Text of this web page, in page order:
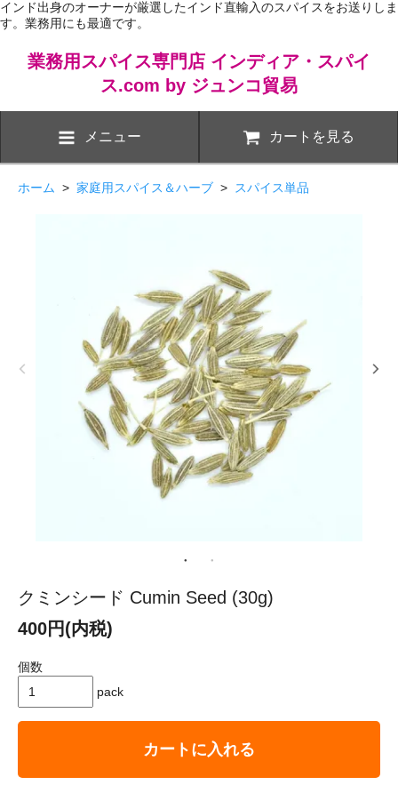
インド出身のオーナーが厳選したインド直輸入のスパイスをお送りしま
す。業務用にも最適です。
業務用スパイス専門店 インディア・スパイ
ス.com by ジュンコ貿易
メニュー カートを見る
ホーム > 家庭用スパイス＆ハーブ > スパイス単品
クミンシード Cumin Seed (30g)
400円(内税)
個数
pack
カートに入れる